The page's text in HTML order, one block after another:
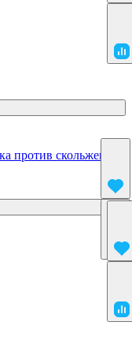
против скольжения